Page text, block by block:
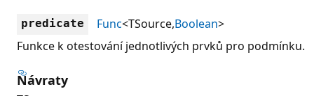
predicate Func<TSource,Boolean>
Funkce k otestování jednotlivých prvků pro podmínku.
Návraty